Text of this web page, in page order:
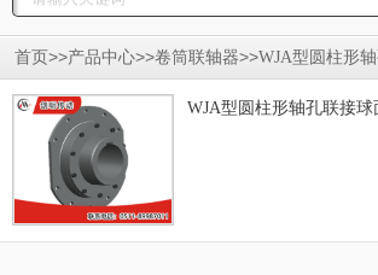
首页 >>产品中心>>卷筒联轴器>>WJA型圆柱形轴
WJA型圆柱形轴孔联接球